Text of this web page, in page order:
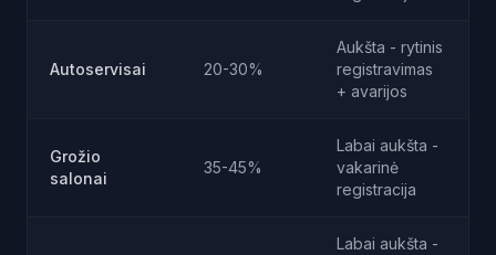
Autoservisai 20-30%
Aukšta - rytinis
registravimas
+ avarijos
Grožio
salonai
35-45%
Labai aukšta -
vakarinė
registracija
Labai aukšta -